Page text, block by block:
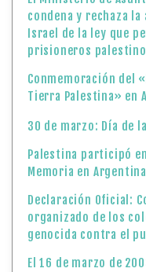
condena y rechaza
Israel de la ley que
prisioneros
Conmemoración del
Tierra Palestina» en
30 de marzo: Día de
Palestina participó
Memoria en Argentina
Declaración Oficial:
organizado de los
genocida contra el
El 16 de marzo de